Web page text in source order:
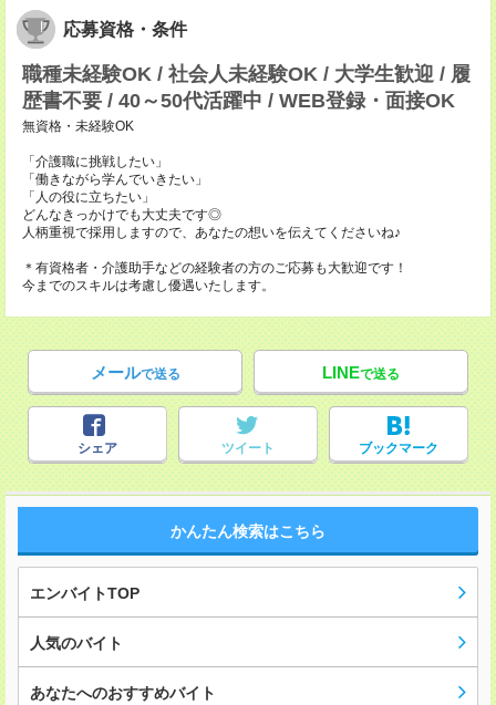
応募資格・条件
職種未経験OK / 社会人未経験OK / 大学生歓迎 / 履
歴書不要 / 40～50代活躍中 / WEB登録・面接OK
無資格・未経験OK
「介護職に挑戦したい」
「働きながら学んでいきたい」
「人の役に立ちたい」
どんなきっかけでも大丈夫です◎
人柄重視で採用しますので、あなたの想いを伝えてくださいね♪
＊有資格者・介護助手などの経験者の方のご応募も大歓迎です！
今までのスキルは考慮し優遇いたします。
メールで送る LINEで送る
シェア ツイート ブックマーク
かんたん検索はこちら
エンバイトTOP
人気のバイト
あなたへのおすすめバイト